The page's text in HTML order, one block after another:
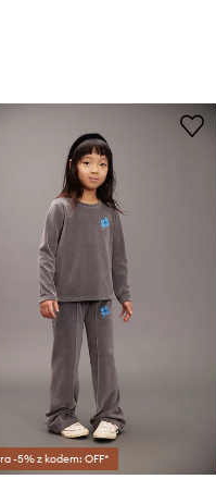
-5% z kodem: OFF*